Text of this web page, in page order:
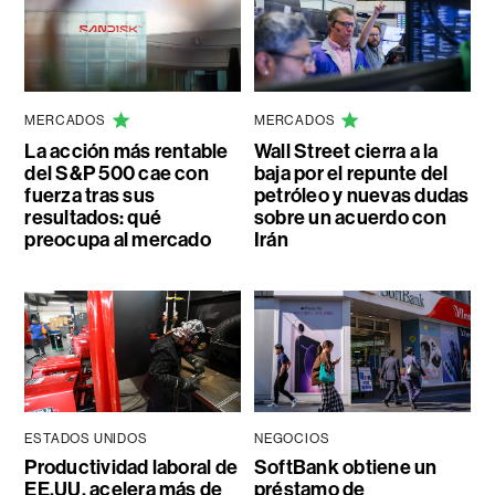
MERCADOS
La acción más rentable
del S&P 500 cae con
fuerza tras sus
resultados: qué
preocupa al mercado
MERCADOS
Wall Street cierra a la
baja por el repunte del
petróleo y nuevas dudas
sobre un acuerdo con
Irán
ESTADOS UNIDOS
Productividad laboral de
EE.UU. acelera más de
NEGOCIOS
SoftBank obtiene un
préstamo de